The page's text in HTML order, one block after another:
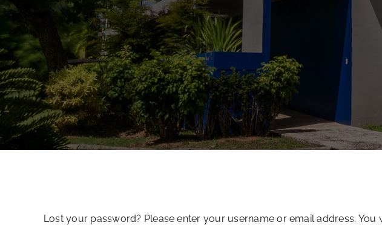
Lost your password? Please enter your username or email address.